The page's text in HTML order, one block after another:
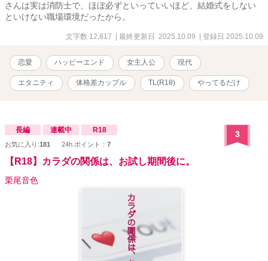
さんは実は消防士で、ほぼ必ずといっていいほど、結婚式をしない
といけない職場環境だったから。
文字数 12,817 | 最終更新日 2025.10.09 | 登録日 2025.10.09
恋愛 ハッピーエンド 女主人公 現代
エタニティ 体格差カップル TL(R18) やってるだけ
長編 連載中 R18
お気に入り:181 24h.ポイント： 7
3
【R18】カラダの関係は、お試し期間後に。
栗尾音色